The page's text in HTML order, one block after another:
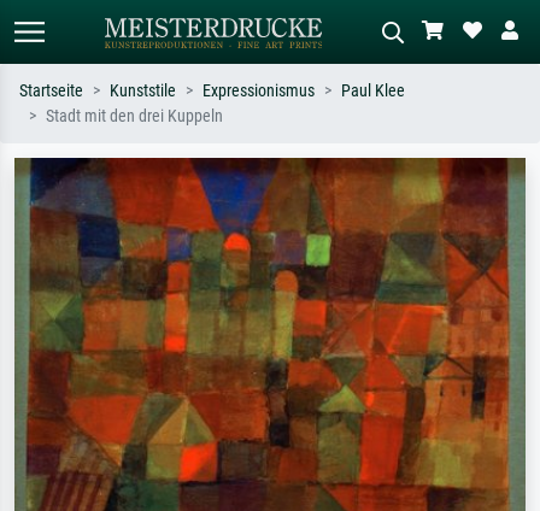
Suchen Sie nach Künstlern, Werktiteln
oder Stilen – z.B. Monet,
Sternennacht, Impressionismus, Welle
Hokusai, Akt.
Beschreiben Sie die Szene – z.B. Grüne
Wiese, Abstrakt mit viel Rot, Dunkles
Ölgemälde, Stehender Akt neben einem
Baum.
Startseite Kunststile Expressionismus
Paul Klee
Stadt mit den drei Kuppeln